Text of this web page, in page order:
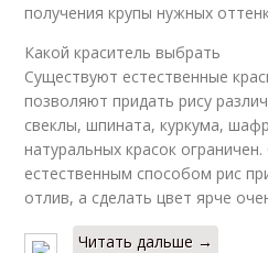
получения крупы нужных
Какой краситель выбрать
Существуют естественные
позволяют придать рису
свеклы, шпината, куркума,
натуральных красок
естественным способом рис
отлив, а сделать цвет ярче
Читать дальше →